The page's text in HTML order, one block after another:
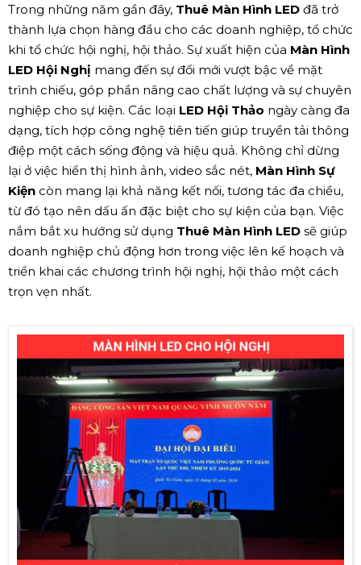
Trong những năm gần đây, Thuê Màn Hình LED đã trở
thành lựa chọn hàng đầu cho các doanh nghiệp, tổ chức
khi tổ chức hội nghị, hội thảo. Sự xuất hiện của Màn Hình
LED Hội Nghị mang đến sự đổi mới vượt bậc về mặt
trình chiếu, góp phần nâng cao chất lượng và sự chuyên
nghiệp cho sự kiện. Các loại LED Hội Thảo ngày càng đa
dạng, tích hợp công nghệ tiên tiến giúp truyền tải thông
điệp một cách sống động và hiệu quả. Không chỉ dừng
lại ở việc hiển thị hình ảnh, video sắc nét, Màn Hình Sự
Kiện còn mang lại khả năng kết nối, tương tác đa chiều,
từ đó tạo nên dấu ấn đặc biệt cho sự kiện của bạn. Việc
nắm bắt xu hướng sử dụng Thuê Màn Hình LED sẽ giúp
doanh nghiệp chủ động hơn trong việc lên kế hoạch và
triển khai các chương trình hội nghị, hội thảo một cách
trọn vẹn nhất.